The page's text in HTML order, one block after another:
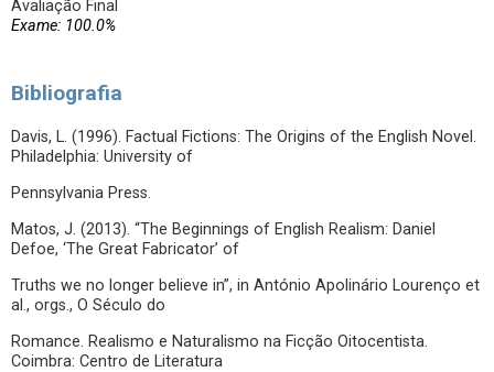
Avaliação Final
Exame: 100.0%
Bibliografia
Davis, L. (1996). Factual Fictions: The Origins of the English Novel.
Philadelphia: University of
Pennsylvania Press.
Matos, J. (2013). “The Beginnings of English Realism: Daniel
Defoe, ‘The Great Fabricator’ of
Truths we no longer believe in”, in António Apolinário Lourenço et
al., orgs., O Século do
Romance. Realismo e Naturalismo na Ficção Oitocentista.
Coimbra: Centro de Literatura